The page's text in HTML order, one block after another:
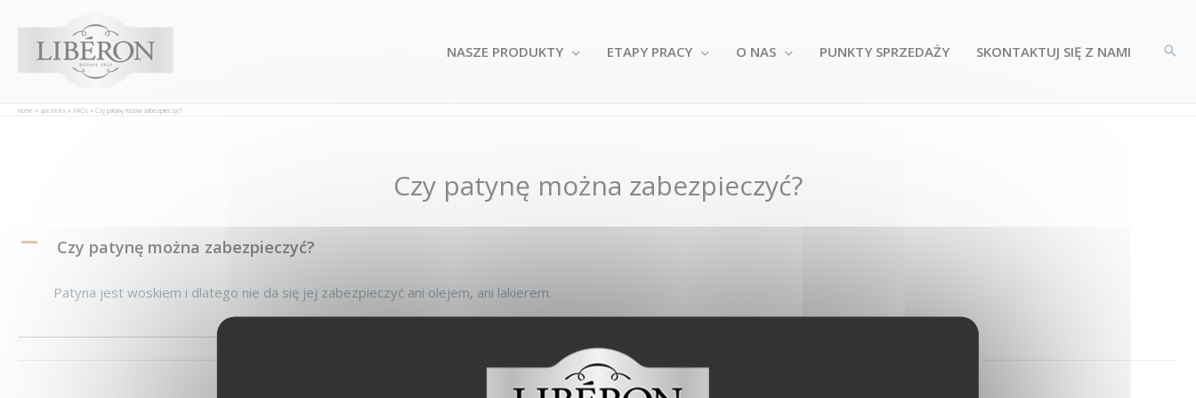
NASZE PRODUKTY ETAPY PRACY O NAS PUNKTY SPRZEDAŻY SKONTAKTUJ SIĘ Z NAMI
Home questions FAQs Czy patynę można zabezpieczyć?
Czy patynę można zabezpieczyć?
A Czy patynę można zabezpieczyć?
Patyna jest woskiem i dlatego nie da się jej zabezpieczyć ani olejem, ani lakierem.